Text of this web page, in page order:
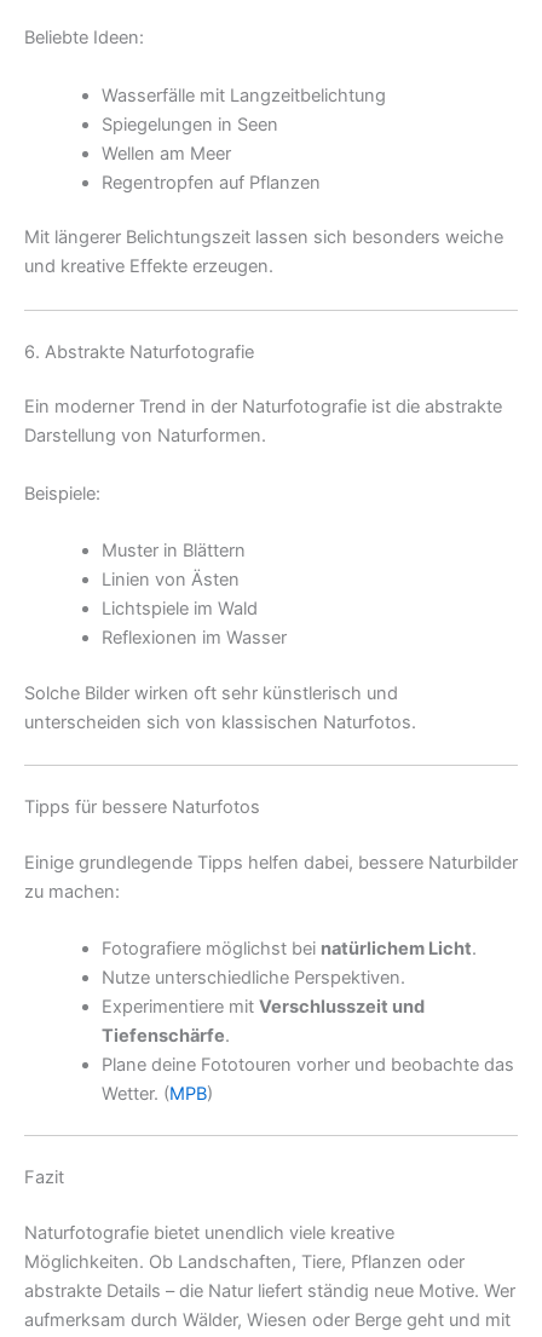
Beliebte Ideen:
Wasserfälle mit Langzeitbelichtung
Spiegelungen in Seen
Wellen am Meer
Regentropfen auf Pflanzen
Mit längerer Belichtungszeit lassen sich besonders weiche
und kreative Effekte erzeugen.
6. Abstrakte Naturfotografie
Ein moderner Trend in der Naturfotografie ist die abstrakte
Darstellung von Naturformen.
Beispiele:
Muster in Blättern
Linien von Ästen
Lichtspiele im Wald
Reflexionen im Wasser
Solche Bilder wirken oft sehr künstlerisch und
unterscheiden sich von klassischen Naturfotos.
Tipps für bessere Naturfotos
Einige grundlegende Tipps helfen dabei, bessere Naturbilder
zu machen:
Fotografiere möglichst bei natürlichem Licht.
Nutze unterschiedliche Perspektiven.
Experimentiere mit Verschlusszeit und
Tiefenschärfe.
Plane deine Fototouren vorher und beobachte das
Wetter. (MPB)
Fazit
Naturfotografie bietet unendlich viele kreative
Möglichkeiten. Ob Landschaften, Tiere, Pflanzen oder
abstrakte Details – die Natur liefert ständig neue Motive. Wer
aufmerksam durch Wälder, Wiesen oder Berge geht und mit